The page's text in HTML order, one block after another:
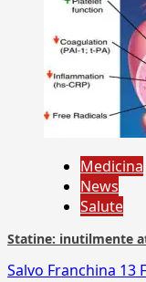
Medicina
News
Salute
Statine: inutilmente
Salvo Franchina 13